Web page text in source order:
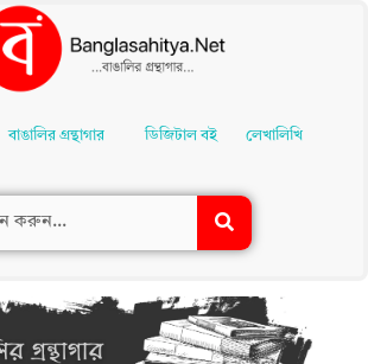
বাঙালির গ্রন্থাগার ডিজিটাল বই লেখালিখি